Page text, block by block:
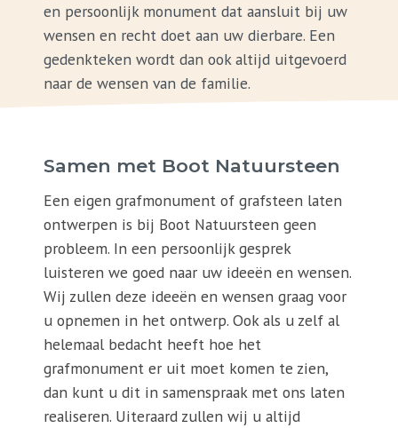
en persoonlijk monument dat aansluit bij uw
wensen en recht doet aan uw dierbare. Een
gedenkteken wordt dan ook altijd uitgevoerd
naar de wensen van de familie.
Samen met Boot Natuursteen
Een eigen grafmonument of grafsteen laten
ontwerpen is bij Boot Natuursteen geen
probleem. In een persoonlijk gesprek
luisteren we goed naar uw ideeën en wensen.
Wij zullen deze ideeën en wensen graag voor
u opnemen in het ontwerp. Ook als u zelf al
helemaal bedacht heeft hoe het
grafmonument er uit moet komen te zien,
dan kunt u dit in samenspraak met ons laten
realiseren. Uiteraard zullen wij u altijd